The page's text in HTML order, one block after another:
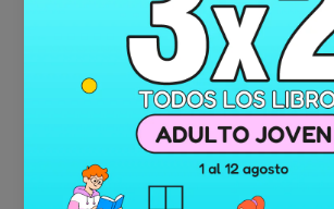
aristocratic European ancestors.
Follow this dark symbol of the New World's
moves through American history's most
the Wild West in the 1880s to the glamorous
of the 1920s to mobster-run Las Vegas in
But as Skinner's war with his predecessors